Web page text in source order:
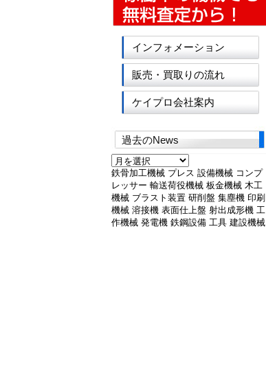
インフォメーション
販売・買取りの流れ
ケイプロ会社案内
過去のNews
過
去
の
News
鉄骨加工機械 プレス 設備機械 コンプ
レッサー 輸送荷役機械 板金機械 木工
機械 ブラスト装置 研削盤 集塵機 印刷
機械 溶接機 表面仕上盤 射出成形機 工
作機械 発電機 鉄鋼設備 工具 建設機械